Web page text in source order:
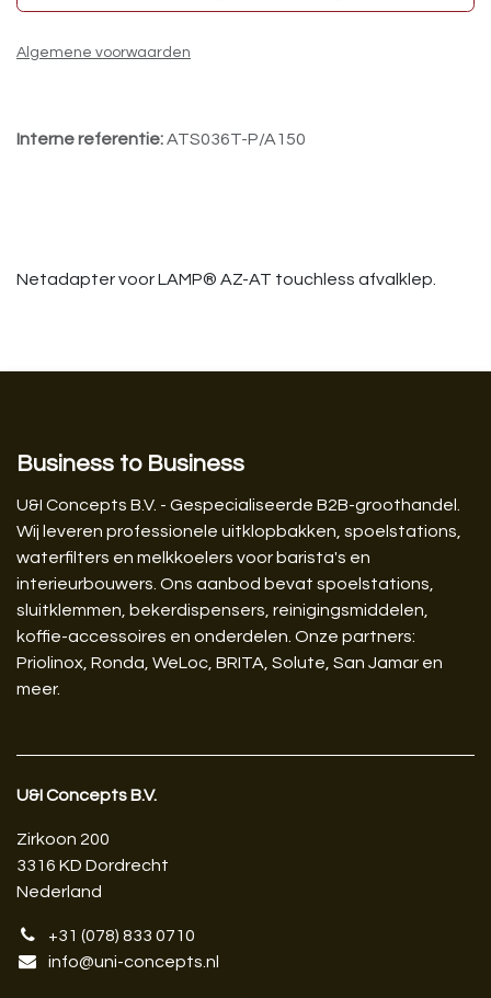
Algemene voorwaarden
Interne referentie:ATS036T-P/A150
Netadapter voor LAMP® AZ-AT touchless afvalklep.
Business to Business
U&I Concepts B.V. - Gespecialiseerde B2B-groothandel.
Wij leveren professionele uitklopbakken, spoelstations,
waterfilters en melkkoelers voor barista's en
interieurbouwers. Ons aanbod bevat spoelstations,
sluitklemmen, bekerdispensers, reinigingsmiddelen,
koffie-accessoires en onderdelen. Onze partners:
Priolinox, Ronda, WeLoc, BRITA, Solute, San Jamar en
meer.
U&I Concepts B.V.​
Zirkoon 200
3316 KD Dordrecht
Nederland
+31 (078) 833 0710
info@uni-concepts.nl